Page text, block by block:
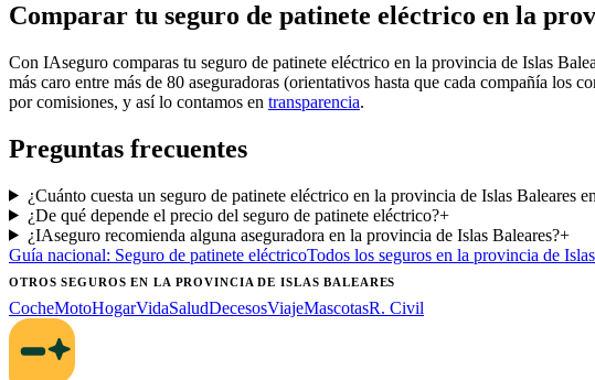
Comparar tu seguro de patinete eléctrico en la
Con IAseguro comparas tu seguro de patinete eléctrico en la provincia de Islas
más caro entre más de 80 aseguradoras (orientativos hasta que cada compañía los
por comisiones, y así lo contamos en transparencia.
Preguntas frecuentes
¿Cuánto cuesta un seguro de patinete eléctrico en la provincia de Islas Baleares
¿De qué depende el precio del seguro de patinete eléctrico?+
¿IAseguro recomienda alguna aseguradora en la provincia de Islas Baleares?+
Guía nacional: Seguro de patinete eléctricoTodos los seguros en la provincia de
OTROS SEGUROSEN LA PROVINCIA DE ISLAS BALEARES
CocheMotoHogarVidaSaludDecesosViajeMascotasR. Civil